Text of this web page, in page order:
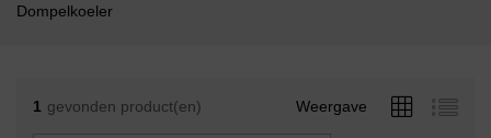
Dompelkoeler
1 gevonden product(en) Weergave